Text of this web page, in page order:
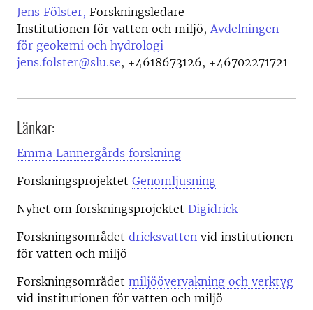
Jens Fölster, Forskningsledare
Institutionen för vatten och miljö, Avdelningen
för geokemi och hydrologi
jens.folster@slu.se, +4618673126, +46702271721
Länkar:
Emma Lannergårds forskning
Forskningsprojektet Genomljusning
Nyhet om forskningsprojektet Digidrick
Forskningsområdet dricksvatten vid institutionen
för vatten och miljö
Forskningsområdet miljöövervakning och verktyg
vid institutionen för vatten och miljö